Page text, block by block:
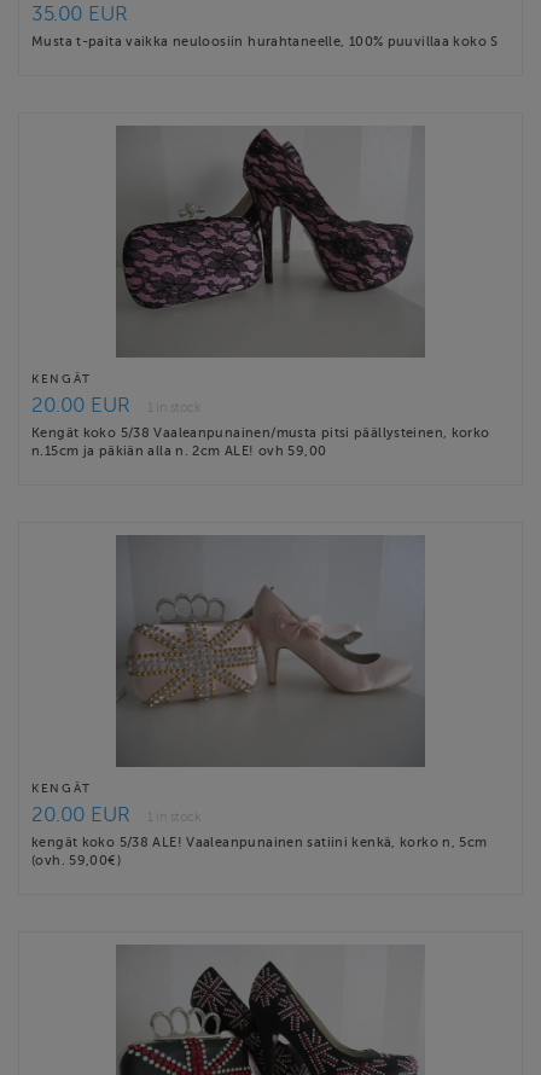
35.00 EUR
Musta t-paita vaikka neuloosiin hurahtaneelle, 100% puuvillaa koko S
KENGÄT
20.00 EUR
1 in stock
Kengät koko 5/38 Vaaleanpunainen/musta pitsi päällysteinen, korko
n.15cm ja päkiän alla n. 2cm ALE! ovh 59,00
KENGÄT
20.00 EUR
1 in stock
kengät koko 5/38 ALE! Vaaleanpunainen satiini kenkä, korko n, 5cm
(ovh. 59,00€)